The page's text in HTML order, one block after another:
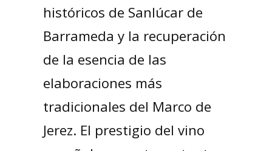
históricos de Sanlúcar de
Barrameda y la recuperación
de la esencia de las
elaboraciones más
tradicionales del Marco de
Jerez. El prestigio del vino